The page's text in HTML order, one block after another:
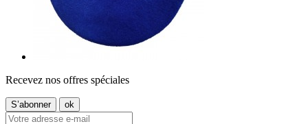
Recevez nos offres spéciales